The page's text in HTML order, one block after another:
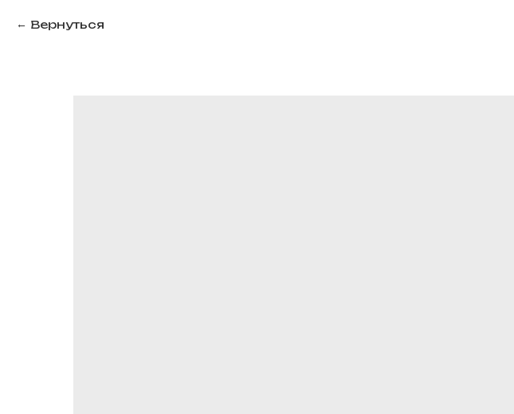
Вернуться